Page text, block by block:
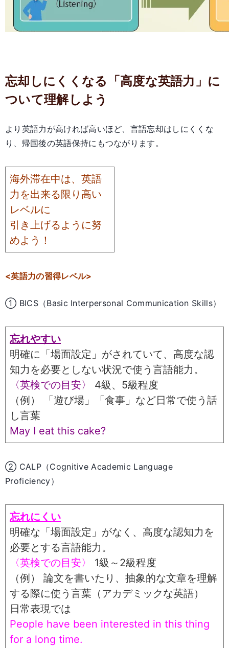
忘却しにくくなる「高度な英語力」に
ついて理解しよう
より英語力が高ければ高いほど、言語忘却はしにくくな
り、帰国後の英語保持にもつながります。
海外滞在中は、英語
力を出来る限り高い
レベルに
引き上げるように努
めよう！
<英語力の習得レベル>
① BICS（Basic Interpersonal Communication Skills）
忘れやすい
明確に「場面設定」がされていて、高度な認
知力を必要としない状況で使う言語能力。
〈英検での目安〉
4級、5級程度
（例） 「遊び場」「食事」など日常で使う話
し言葉
May I eat this cake?
② CALP（Cognitive Academic Language
Proficiency）
忘れにくい
明確な「場面設定」がなく、高度な認知力を
必要とする言語能力。
〈英検での目安〉
1級～2級程度
（例） 論文を書いたり、抽象的な文章を理解
する際に使う言葉（アカデミックな英語）
日常表現では
People have been interested in this thing
for a long time.